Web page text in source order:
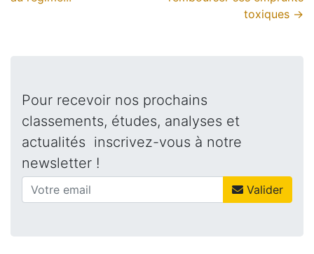
toxiques →
Pour recevoir nos prochains
classements, études, analyses et
actualités inscrivez-vous à notre
newsletter !
Valider